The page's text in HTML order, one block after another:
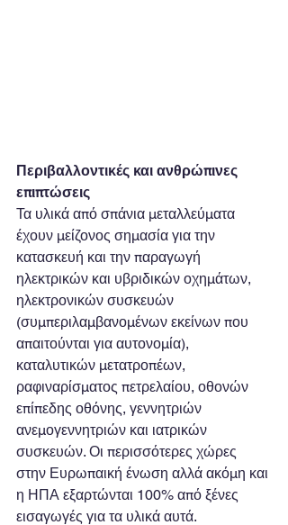
Περιβαλλοντικές και ανθρώπινες
επιπτώσεις
Τα υλικά από σπάνια μεταλλεύματα
έχουν μείζονος σημασία για την
κατασκευή και την παραγωγή
ηλεκτρικών και υβριδικών οχημάτων,
ηλεκτρονικών συσκευών
(συμπεριλαμβανομένων εκείνων που
απαιτούνται για αυτονομία),
καταλυτικών μετατροπέων,
ραφιναρίσματος πετρελαίου, οθονών
επίπεδης οθόνης, γεννητριών
ανεμογεννητριών και ιατρικών
συσκευών. Οι περισσότερες χώρες
στην Ευρωπαική ένωση αλλά ακόμη και
η ΗΠΑ εξαρτώνται 100% από ξένες
εισαγωγές για τα υλικά αυτά.